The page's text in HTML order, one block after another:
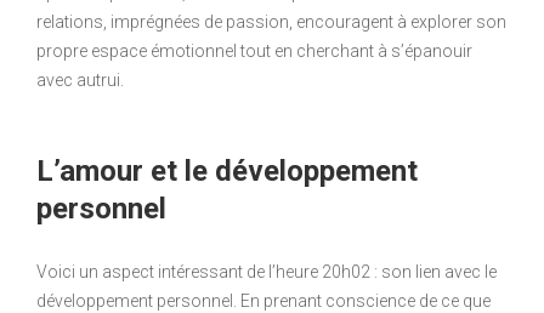
relations, imprégnées de passion, encouragent à explorer son
propre espace émotionnel tout en cherchant à s’épanouir
avec autrui.
L’amour et le développement
personnel
Voici un aspect intéressant de l’heure 20h02 : son lien avec le
développement personnel. En prenant conscience de ce que